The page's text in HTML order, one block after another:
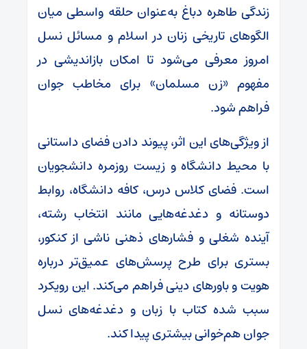
زندگی طاهره دباغ به‌عنوان حلقه واسطی میان
الگوهای تاریخی زنان در اسلام و مسائل نسل
امروز معرفی می‌شود تا امکان بازاندیشی در
مفهوم «زن مسلمان» برای مخاطب جوان
فراهم شود.
از ویژگی‌های این اثر، پیوند دادن فضای داستانی
با محیط دانشگاه و زیست روزمره دانشجویان
است. فضای کلاس درس، کافه دانشگاه، روابط
دوستانه و دغدغه‌هایی مانند انتخاب رشته،
آینده شغلی و فشارهای ذهنی ناشی از کنکور،
بستری برای طرح پرسش‌های عمیق‌تر درباره
هویت و باورهای دینی فراهم می‌کند. این رویکرد
سبب شده کتاب با زبان و دغدغه‌های نسل
جوان هم‌خوانی بیشتری پیدا کند.